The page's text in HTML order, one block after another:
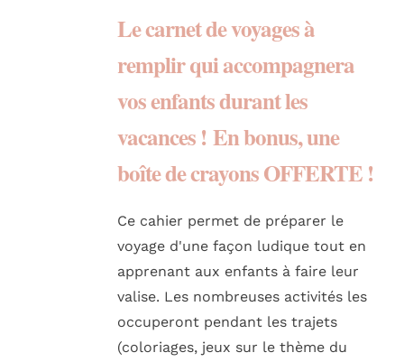
Le carnet de voyages à
remplir qui accompagnera
vos enfants durant les
vacances ! En bonus,une
boîte de crayons OFFERTE !
Ce cahier permet de préparer le
voyage d'une façon ludique tout en
apprenant aux enfants à faire leur
valise. Les nombreuses activités les
occuperont pendant les trajets
(coloriages, jeux sur le thème du